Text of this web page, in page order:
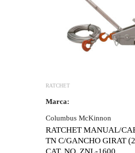
RATCHET
Marca:
Columbus McKinnon
RATCHET MANUAL/
TN C/GANCHO GIRAT